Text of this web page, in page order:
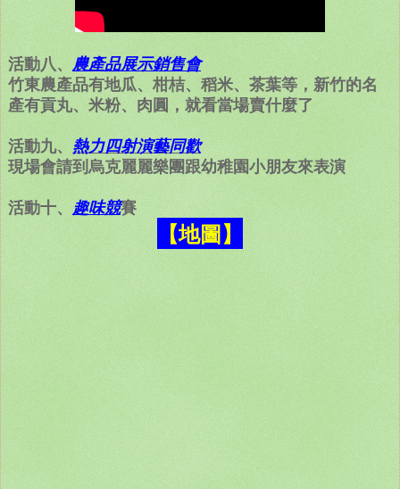
活動八、農產品展示銷售會
竹東農產品有地瓜、柑桔、稻米、茶葉等，新竹的名
產有貢丸、米粉、肉圓，就看當場賣什麼了
活動九、 熱力四射演藝同歡
現場會請到烏克麗麗樂團跟幼稚園小朋友來表演
活動十、 趣味競賽
【地圖】